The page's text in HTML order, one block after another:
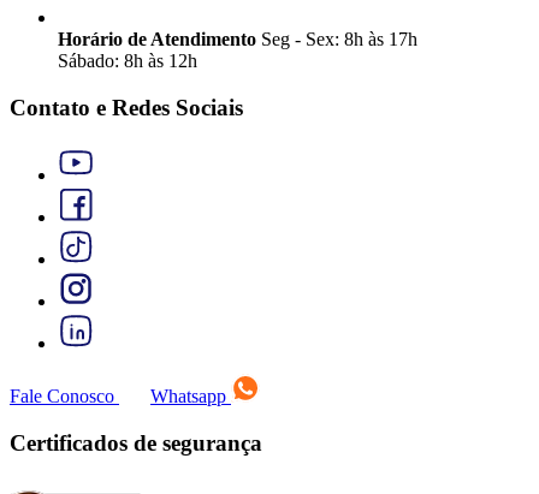
Horário de Atendimento Seg - Sex: 8h às 17h
Sábado: 8h às 12h
Contato e Redes Sociais
Fale Conosco Whatsapp
Certificados de segurança